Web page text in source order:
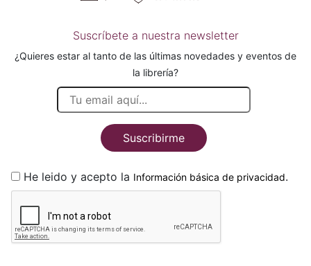
Suscríbete a nuestra newsletter
¿Quieres estar al tanto de las últimas novedades y eventos de
la librería?
Suscribirme
He leido y acepto la Información básica de privacidad.